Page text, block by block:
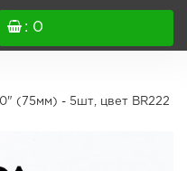
: 0
(75мм) - 5шт, цвет BR222